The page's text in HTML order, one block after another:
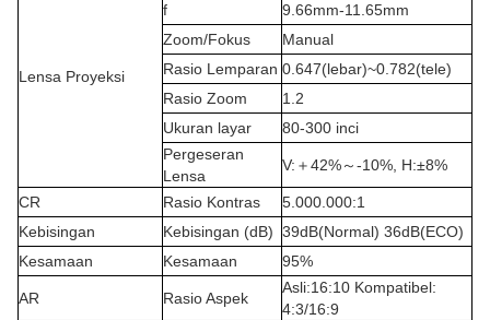
Lensa Proyeksi
f
9.66mm-11.65mm
Zoom/Fokus
Manual
Rasio Lemparan 0.647(lebar)~0.782(tele)
Rasio Zoom
1.2
Ukuran layar
80-300 inci
Pergeseran
Lensa
V: ＋42%～-10% H:±8%
CR Rasio Kontras
5.000.000:1
Kebisingan
Kebisingan (dB) 39dB(Normal) 36dB(ECO)
Kesamaan
Kesamaan 95%
AR Rasio Aspek
Asli:16:10 Kompatibel:
4:3/16:9